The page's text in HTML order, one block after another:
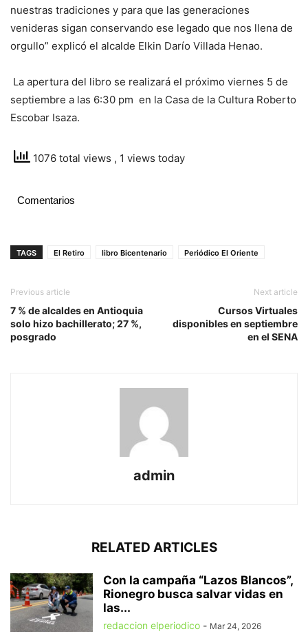
nuestras tradiciones y para que las generaciones
venideras sigan conservando ese legado que nos llena de
orgullo” explicó el alcalde Elkin Darío Villada Henao.
La apertura del libro se realizará el próximo viernes 5 de
septiembre a las 6:30 pm en la Casa de la Cultura Roberto
Escobar Isaza.
1076 total views , 1 views today
Comentarios
TAGS El Retiro libro Bicentenario Periódico El Oriente
Previous article
7 % de alcaldes en Antioquia
solo hizo bachillerato; 27 %,
posgrado
Next article
Cursos Virtuales
disponibles en septiembre
en el SENA
admin
RELATED ARTICLES
Con la campaña “Lazos Blancos”,
Rionegro busca salvar vidas en
las...
redaccion elperiodico - Mar 24, 2026